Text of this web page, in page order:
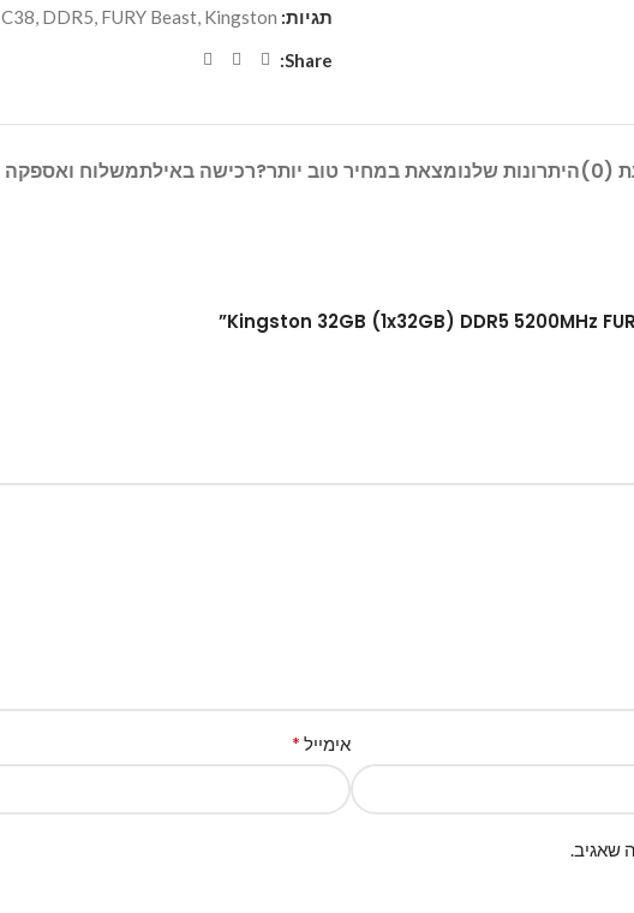
תגיות:
C38, DDR5, FURY Beast, Kingston
Share:
(0) היתרונות שלנומצאת במחיר טוב יותר?רכישה באילתמשלוח ואספקה
אימייל *
שאגיב.